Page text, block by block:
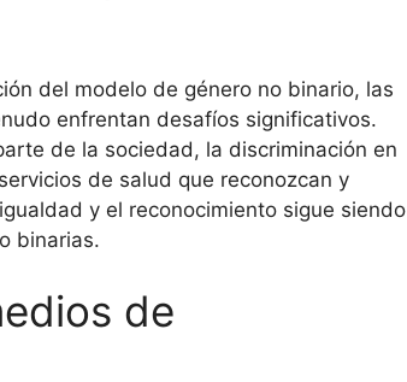
del modelo de género no binario, las
enfrentan desafíos significativos.
de la sociedad, la discriminación en
de salud que reconozcan y
y el reconocimiento sigue siendo
binarias.
de